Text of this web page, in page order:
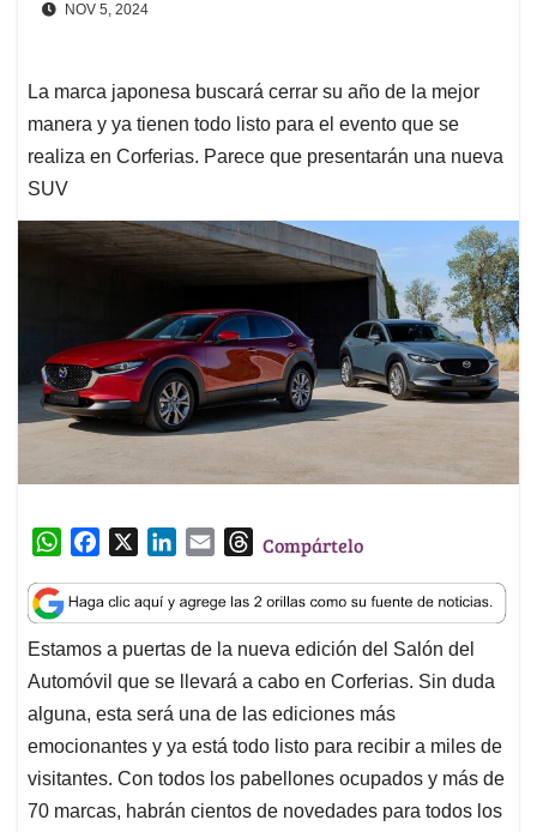
NOV 5, 2024
La marca japonesa buscará cerrar su año de la mejor
manera y ya tienen todo listo para el evento que se
realiza en Corferias. Parece que presentarán una nueva
SUV
W
a
t
s
A
p
p
c
e
b
o
o
k
n
k
e
d
I
n
a
i
l
T
r
e
a
d
s
Compártelo
Estamos a puertas de la nueva edición del Salón del
Automóvil que se llevará a cabo en Corferias. Sin duda
alguna, esta será una de las ediciones más
emocionantes y ya está todo listo para recibir a miles de
visitantes. Con todos los pabellones ocupados y más de
70 marcas, habrán cientos de novedades para todos los